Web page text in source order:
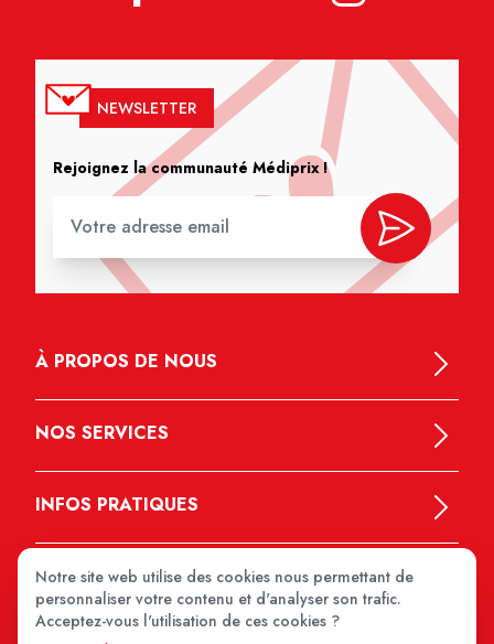
NEWSLETTER
Rejoignez la communauté Médiprix !
À PROPOS DE NOUS
NOS SERVICES
INFOS PRATIQUES
Notre site web utilise des cookies nous permettant de
personnaliser votre contenu et d'analyser son trafic.
Acceptez-vous l'utilisation de ces cookies ?